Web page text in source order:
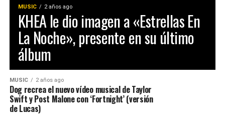
MUSIC 2 años ago
KHEA le dio imagen a «Estrellas En
La Noche», presente en su último
álbum
MUSIC 2 años ago
Dog recrea el nuevo vídeo musical de Taylor
Swift y Post Malone con ‘Fortnight’ (versión
de Lucas)